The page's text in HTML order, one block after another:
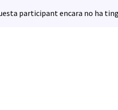
participant encara no ha